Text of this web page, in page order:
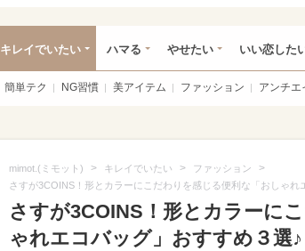
キレイでいたい ハマる やせたい いい恋した
簡単テク NG習慣 美アイテム ファッション アンチエ
mimot.(ミモット) > キレイでいたい > ファッション >
さすが3COINS！形とカラーにこだわりを感じる便利な「おしゃれ
さすが3COINS！形とカラーに
ゃれエコバッグ」おすすめ３選♪